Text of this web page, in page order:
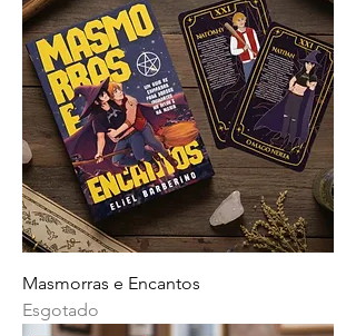
Masmorras e Encantos
Esgotado